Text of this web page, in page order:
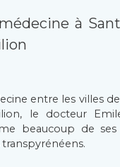
à
entre les villes
le docteur
beaucoup de